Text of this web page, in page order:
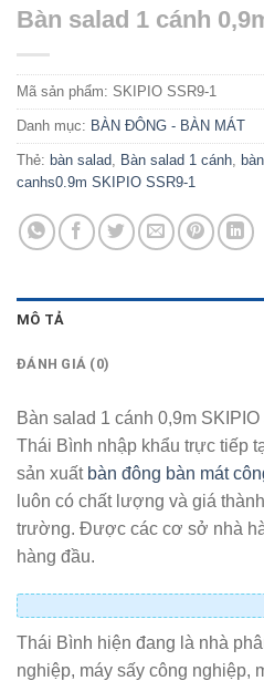
Bàn salad 1 cánh
Mã sản phẩm: SKIPIO SSR9-1
Danh mục: BÀN ĐÔNG - BÀN MÁT
Thẻ: bàn salad, Bàn salad 1 cánh,
canhs0.9m SKIPIO SSR9-1
MÔ TẢ
ĐÁNH GIÁ (0)
Bàn salad 1 cánh 0,9m
Thái Bình nhập khẩu trực tiếp
sản xuất bàn đông bàn mát
luôn có chất lượng và giá
trường. Được các cơ sở nhà
hàng đầu.
Thái Bình hiện đang là nhà
nghiệp, máy sấy công nghiệp,